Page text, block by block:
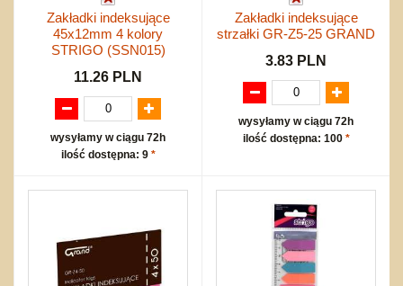
Zakładki indeksujące
45x12mm 4 kolory
STRIGO (SSN015)
11.26 PLN
wysyłamy w ciągu 72h
ilość dostępna: 9 *
Zakładki indeksujące
strzałki GR-Z5-25 GRAND
3.83 PLN
wysyłamy w ciągu 72h
ilość dostępna: 100 *